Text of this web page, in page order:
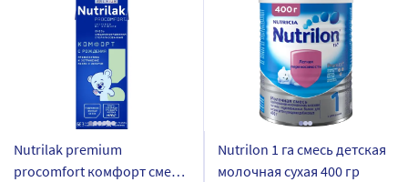
Nutrilak premium
procomfort комфорт смесь
Nutrilon 1 га смесь детская
молочная сухая 400 гр